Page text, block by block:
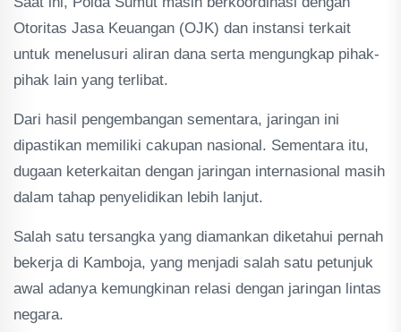
Otoritas Jasa Keuangan (OJK) dan instansi terkait
untuk menelusuri aliran dana serta mengungkap pihak-
pihak lain yang terlibat.
Dari hasil pengembangan sementara, jaringan ini
dipastikan memiliki cakupan nasional. Sementara itu,
dugaan keterkaitan dengan jaringan internasional masih
dalam tahap penyelidikan lebih lanjut.
Salah satu tersangka yang diamankan diketahui pernah
bekerja di Kamboja, yang menjadi salah satu petunjuk
awal adanya kemungkinan relasi dengan jaringan lintas
negara.